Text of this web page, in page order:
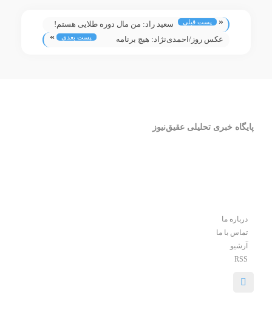
« پست قبلی
سعید راد: من مال دوره طلایی هستم!
عکس روز/احمدی‌نژاد: هیچ برنامه
پست بعدی »
پایگاه خبری تحلیلی عقیق‌نیوز
درباره ما
تماس با ما
آرشیو
RSS